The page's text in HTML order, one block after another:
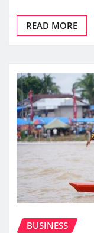
READ MORE
BUSINESS